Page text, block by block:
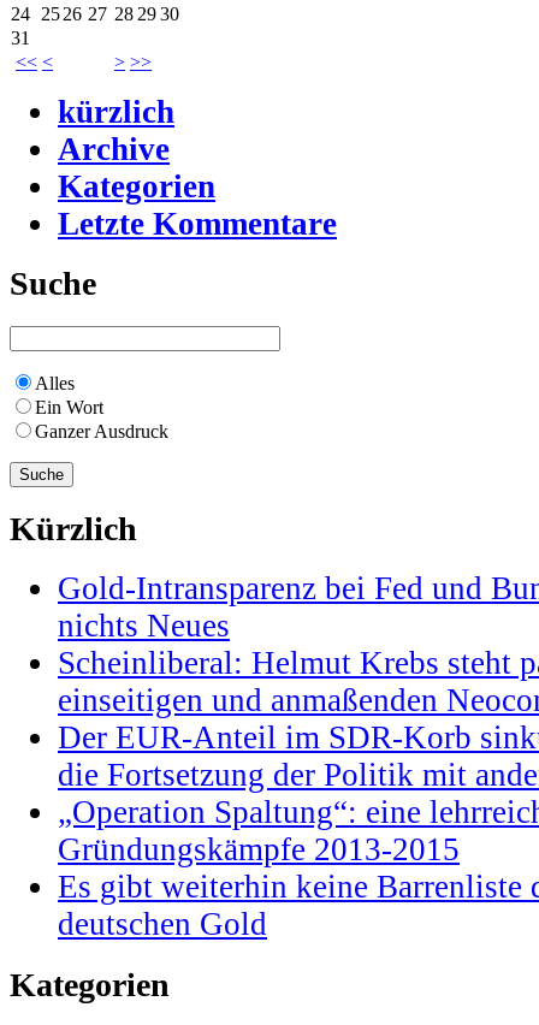
<< < > >>
24 2526 27 28 2930
31
kürzlich
Archive
Kategorien
Letzte Kommentare
Suche
Alles
Ein Wort
Ganzer Ausdruck
Kürzlich
Gold-Intransparenz bei Fed und
nichts Neues
Scheinliberal: Helmut Krebs steht
einseitigen und anmaßenden
Der EUR-Anteil im SDR-Korb
die Fortsetzung der Politik mit
„Operation Spaltung“: eine
Gründungskämpfe 2013-2015
Es gibt weiterhin keine Barrenliste
deutschen Gold
Kategorien